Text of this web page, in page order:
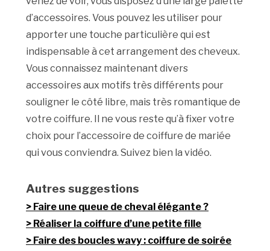
d’accessoires. Vous pouvez les utiliser pour
apporter une touche particulière qui est
indispensable à cet arrangement des cheveux.
Vous connaissez maintenant divers
accessoires aux motifs très différents pour
souligner le côté libre, mais très romantique de
votre coiffure. Il ne vous reste qu’à fixer votre
choix pour l’accessoire de coiffure de mariée
qui vous conviendra. Suivez bien la vidéo.
Autres suggestions
Faire une queue de cheval élégante ?
Réaliser la coiffure d’une petite fille
Faire des boucles wavy : coiffure de soirée